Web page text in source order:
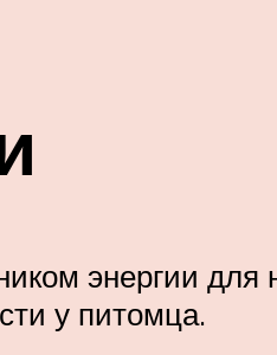
энергии для
у питомца.